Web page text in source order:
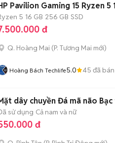
Pavilion Gaming 15 Ryzen 5
5 16 GB 256 GB SSD
đ
Q. Hoàng Mai (P. Tương Mai mới)
Hoàng Bách Techlife5.0 45 đã bán
dây chuyền Đá mã não Bạc
sử dụng Cả nam và nữ
đ